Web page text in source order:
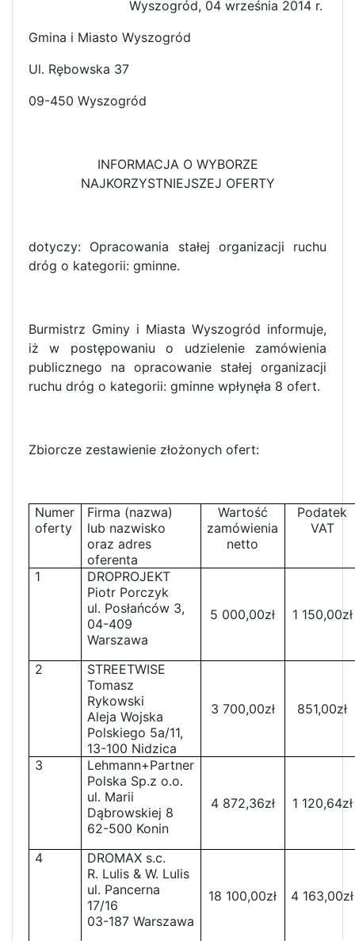
Wyszogród, 04 września 2014 r.
Gmina i Miasto Wyszogród
Ul. Rębowska 37
09-450 Wyszogród
INFORMACJA O WYBORZE
NAJKORZYSTNIEJSZEJ OFERTY
dotyczy: Opracowania stałej organizacji ruchu
dróg o kategorii: gminne.
Burmistrz Gminy i Miasta Wyszogród informuje,
iż w postępowaniu o udzielenie zamówienia
publicznego na opracowanie stałej organizacji
ruchu dróg o kategorii: gminne wpłynęła 8 ofert.
Zbiorcze zestawienie złożonych ofert:
Numer
oferty
Firma (nazwa)
lub nazwisko
oraz adres
oferenta
Wartość
zamówienia
netto
Podatek
VAT
1
DROPROJEKT
Piotr Porczyk
ul. Posłańców 3,
04-409
Warszawa
5 000,00zł 1 150,00zł
2
STREETWISE
Tomasz
Rykowski
Aleja Wojska
Polskiego 5a/11,
13-100 Nidzica
3 700,00zł 851,00zł
3
Lehmann+Partner
Polska Sp.z o.o.
ul. Marii
Dąbrowskiej 8
62-500 Konin
4 872,36zł 1 120,64zł
4
DROMAX s.c.
R. Lulis & W. Lulis
ul. Pancerna
17/16
03-187 Warszawa
18 100,00zł 4 163,00zł